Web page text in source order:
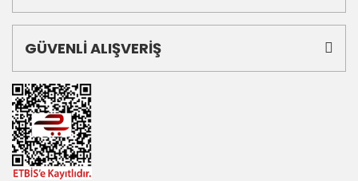
GÜVENLİ ALIŞVERİŞ